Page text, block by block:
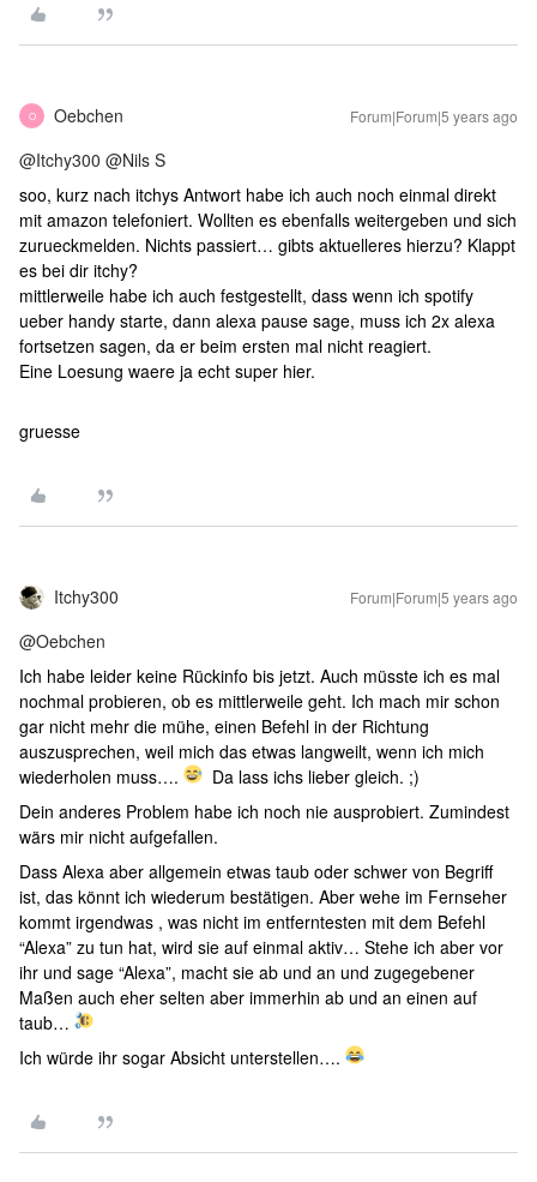
O Oebchen Forum|Forum|5 years ago
@Itchy300 @Nils S
soo, kurz nach itchys Antwort habe ich auch noch einmal direkt
mit amazon telefoniert. Wollten es ebenfalls weitergeben und sich
zurueckmelden. Nichts passiert… gibts aktuelleres hierzu? Klappt
es bei dir itchy?
mittlerweile habe ich auch festgestellt, dass wenn ich spotify
ueber handy starte, dann alexa pause sage, muss ich 2x alexa
fortsetzen sagen, da er beim ersten mal nicht reagiert.
Eine Loesung waere ja echt super hier.
gruesse
Itchy300 Forum|Forum|5 years ago
@Oebchen
Ich habe leider keine Rückinfo bis jetzt. Auch müsste ich es mal
nochmal probieren, ob es mittlerweile geht. Ich mach mir schon
gar nicht mehr die mühe, einen Befehl in der Richtung
auszusprechen, weil mich das etwas langweilt, wenn ich mich
wiederholen muss….
Da lass ichs lieber gleich. ;)
Dein anderes Problem habe ich noch nie ausprobiert. Zumindest
wärs mir nicht aufgefallen.
Dass Alexa aber allgemein etwas taub oder schwer von Begriff
ist, das könnt ich wiederum bestätigen. Aber wehe im Fernseher
kommt irgendwas , was nicht im entferntesten mit dem Befehl
“Alexa” zu tun hat, wird sie auf einmal aktiv… Stehe ich aber vor
ihr und sage “Alexa”, macht sie ab und an und zugegebener
Maßen auch eher selten aber immerhin ab und an einen auf
taub…
Ich würde ihr sogar Absicht unterstellen….